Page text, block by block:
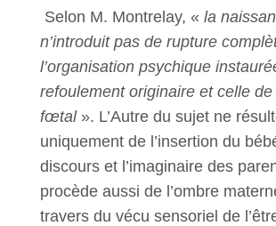
Selon M. Montrelay, « la
n’introduit pas de rupture
l’organisation psychique
refoulement originaire et celle de
fœtal». L’Autre du sujet ne
uniquement de l’insertion du
discours et l’imaginaire des
procède aussi de l’ombre
travers du vécu sensoriel de